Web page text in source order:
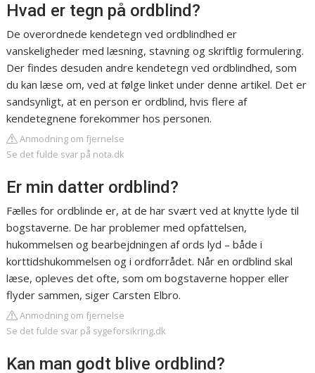
Hvad er tegn på ordblind?
De overordnede kendetegn ved ordblindhed er
vanskeligheder med læsning, stavning og skriftlig formulering.
Der findes desuden andre kendetegn ved ordblindhed, som
du kan læse om, ved at følge linket under denne artikel. Det er
sandsynligt, at en person er ordblind, hvis flere af
kendetegnene forekommer hos personen.
Anmodning om fjernelse
Se det fulde svar på nota.dk
Er min datter ordblind?
Fælles for ordblinde er, at de har svært ved at knytte lyde til
bogstaverne. De har problemer med opfattelsen,
hukommelsen og bearbejdningen af ords lyd – både i
korttidshukommelsen og i ordforrådet. Når en ordblind skal
læse, opleves det ofte, som om bogstaverne hopper eller
flyder sammen, siger Carsten Elbro.
Anmodning om fjernelse
Se det fulde svar på sygeforsikring.dk
Kan man godt blive ordblind?